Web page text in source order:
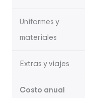
Uniformes y
materiales
Extras y viajes
Costo anual